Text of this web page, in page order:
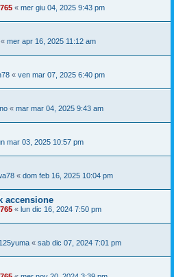
« mer giu 04, 2025 9:43 pm
« mer apr 16, 2025 11:12 am
« ven mar 07, 2025 6:40 pm
« mar mar 04, 2025 9:43 am
mar 03, 2025 10:57 pm
« dom feb 16, 2025 10:04 pm
accensione
« lun dic 16, 2024 7:50 pm
« sab dic 07, 2024 7:01 pm